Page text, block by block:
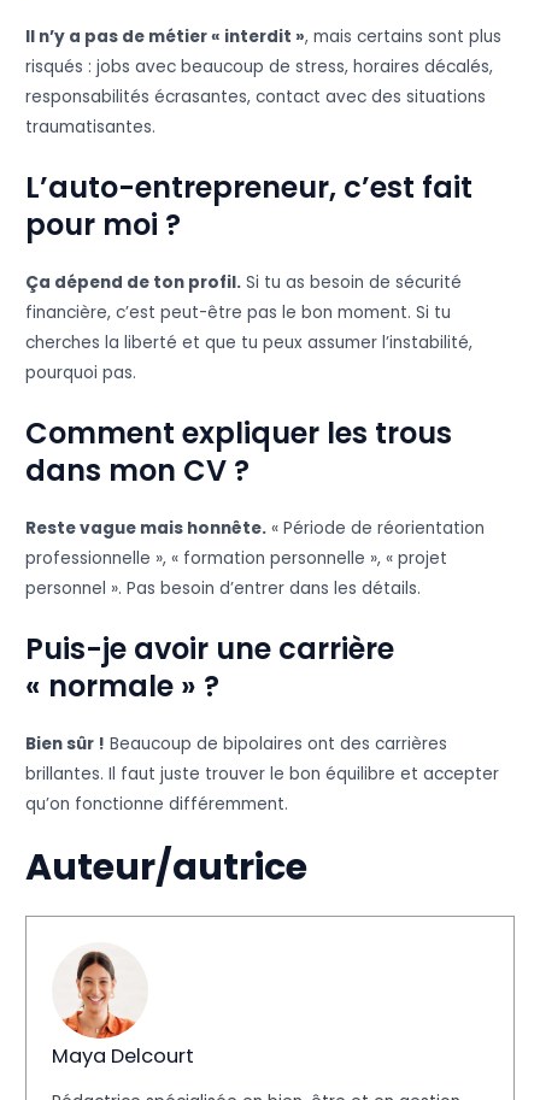
Il n’y a pas de métier « interdit », mais certains sont plus
risqués : jobs avec beaucoup de stress, horaires décalés,
responsabilités écrasantes, contact avec des situations
traumatisantes.
L’auto-entrepreneur, c’est fait
pour moi ?
Ça dépend de ton profil. Si tu as besoin de sécurité
financière, c’est peut-être pas le bon moment. Si tu
cherches la liberté et que tu peux assumer l’instabilité,
pourquoi pas.
Comment expliquer les trous
dans mon CV ?
Reste vague mais honnête. « Période de réorientation
professionnelle », « formation personnelle », « projet
personnel ». Pas besoin d’entrer dans les détails.
Puis-je avoir une carrière
« normale » ?
Bien sûr ! Beaucoup de bipolaires ont des carrières
brillantes. Il faut juste trouver le bon équilibre et accepter
qu’on fonctionne différemment.
Auteur/autrice
Maya Delcourt